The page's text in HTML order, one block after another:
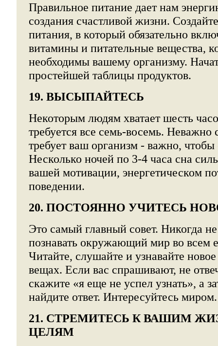
Правильное питание дает нам
создания счастливой жизни.
питания, в который обязательно
витамины и питательные вещества,
необходимы вашему организму.
простейшей таблицы продуктов.
19. ВЫСЫПАЙТЕСЬ
Некоторым людям хватает шесть
требуется все семь-восемь. Неважно
требует ваш организм - важно,
Несколько ночей по 3-4 часа сна
вашей мотивации, энергетическом
поведении.
20. ПОСТОЯННО УЧИТЕСЬ
Это самый главный совет. Никогда
познавать окружающий мир во всем
Читайте, слушайте и узнавайте
вещах. Если вас спрашивают, не
скажите «я еще не успел узнать», а
найдите ответ. Интересуйтесь миром.
21. СТРЕМИТЕСЬ К ВАШИМ
ЦЕЛЯМ